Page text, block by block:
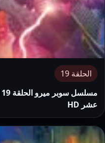
الحلقة 19
عشر HD